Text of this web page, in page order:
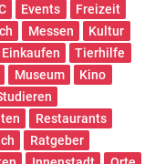
Events
Freizeit
Messen
Kultur
Einkaufen
Tierhilfe
Museum
Kino
Restaurants
Ratgeber